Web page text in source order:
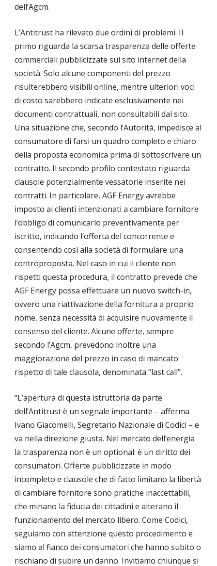
dell’Agcm.
L’Antitrust ha rilevato due ordini di problemi. Il
primo riguarda la scarsa trasparenza delle offerte
commerciali pubblicizzate sul sito internet della
società. Solo alcune componenti del prezzo
risulterebbero visibili online, mentre ulteriori voci
di costo sarebbero indicate esclusivamente nei
documenti contrattuali, non consultabili dal sito.
Una situazione che, secondo l’Autorità, impedisce al
consumatore di farsi un quadro completo e chiaro
della proposta economica prima di sottoscrivere un
contratto. Il secondo profilo contestato riguarda
clausole potenzialmente vessatorie inserite nei
contratti. In particolare, AGF Energy avrebbe
imposto ai clienti intenzionati a cambiare fornitore
l’obbligo di comunicarlo preventivamente per
iscritto, indicando l’offerta del concorrente e
consentendo così alla società di formulare una
controproposta. Nel caso in cui il cliente non
rispetti questa procedura, il contratto prevede che
AGF Energy possa effettuare un nuovo switch-in,
ovvero una riattivazione della fornitura a proprio
nome, senza necessità di acquisire nuovamente il
consenso del cliente. Alcune offerte, sempre
secondo l’Agcm, prevedono inoltre una
maggiorazione del prezzo in caso di mancato
rispetto di tale clausola, denominata “last call”.
“L’apertura di questa istruttoria da parte
dell’Antitrust è un segnale importante – afferma
Ivano Giacomelli, Segretario Nazionale di Codici – e
va nella direzione giusta. Nel mercato dell’energia
la trasparenza non è un optional: è un diritto dei
consumatori. Offerte pubblicizzate in modo
incompleto e clausole che di fatto limitano la libertà
di cambiare fornitore sono pratiche inaccettabili,
che minano la fiducia dei cittadini e alterano il
funzionamento del mercato libero. Come Codici,
seguiamo con attenzione questo procedimento e
siamo al fianco dei consumatori che hanno subito o
rischiano di subire un danno. Invitiamo chiunque si